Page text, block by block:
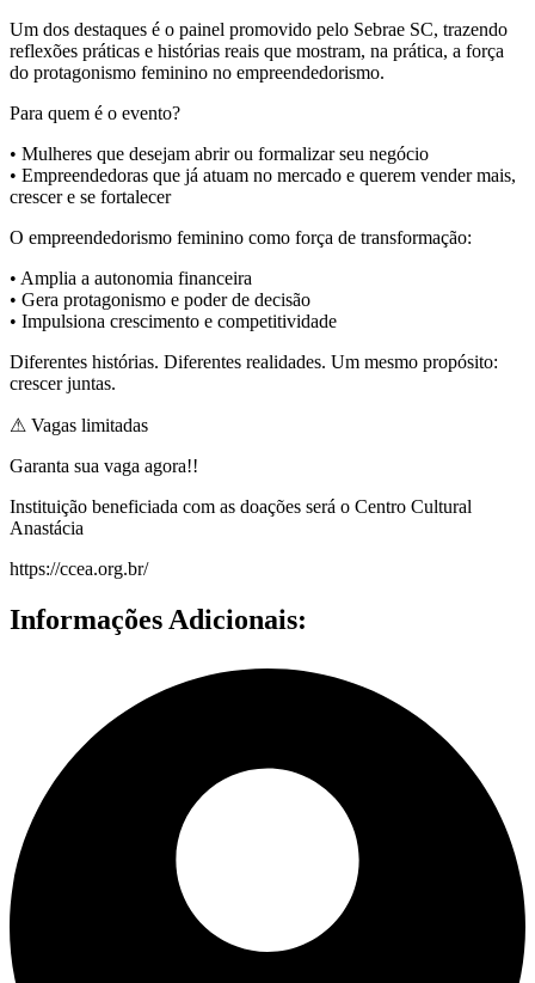
Um dos destaques é o painel promovido pelo Sebrae SC, trazendo
reflexões práticas e histórias reais que mostram, na prática, a força
do protagonismo feminino no empreendedorismo.
Para quem é o evento?
• Mulheres que desejam abrir ou formalizar seu negócio
• Empreendedoras que já atuam no mercado e querem vender mais,
crescer e se fortalecer
O empreendedorismo feminino como força de transformação:
• Amplia a autonomia financeira
• Gera protagonismo e poder de decisão
• Impulsiona crescimento e competitividade
Diferentes histórias. Diferentes realidades. Um mesmo propósito:
crescer juntas.
⚠ Vagas limitadas
Garanta sua vaga agora!!
Instituição beneficiada com as doações será o Centro Cultural
Anastácia
https://ccea.org.br/
Informações Adicionais: